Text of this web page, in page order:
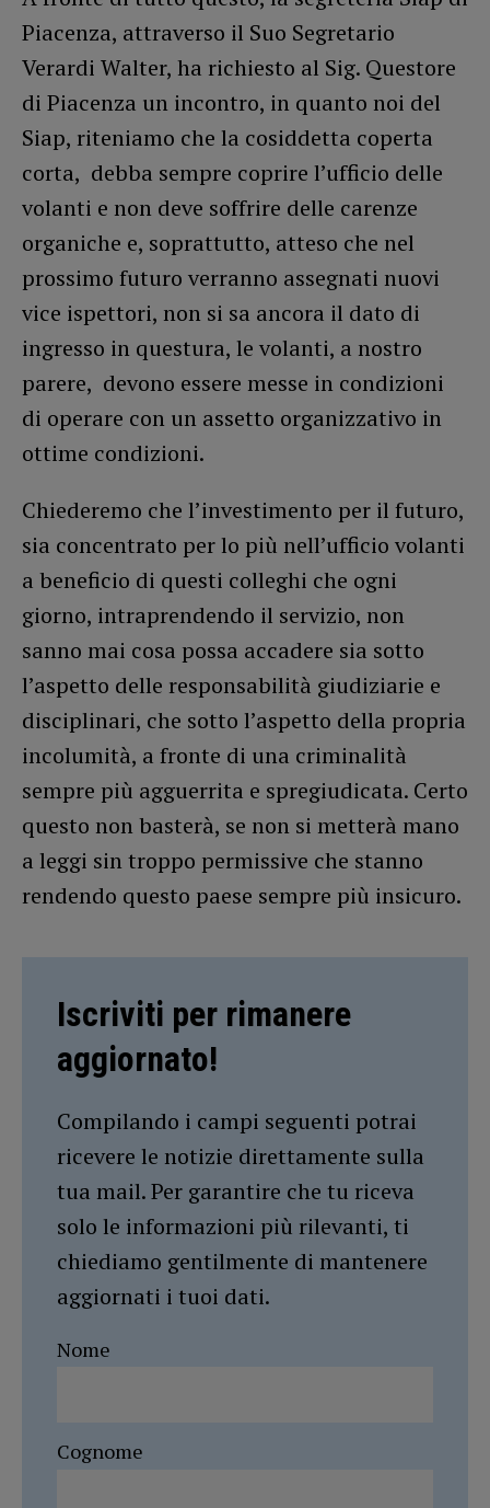
Piacenza, attraverso il Suo Segretario
Verardi Walter, ha richiesto al Sig. Questore
di Piacenza un incontro, in quanto noi del
Siap, riteniamo che la cosiddetta coperta
corta, debba sempre coprire l’ufficio delle
volanti e non deve soffrire delle carenze
organiche e, soprattutto, atteso che nel
prossimo futuro verranno assegnati nuovi
vice ispettori, non si sa ancora il dato di
ingresso in questura, le volanti, a nostro
parere, devono essere messe in condizioni
di operare con un assetto organizzativo in
ottime condizioni.
Chiederemo che l’investimento per il futuro,
sia concentrato per lo più nell’ufficio volanti
a beneficio di questi colleghi che ogni
giorno, intraprendendo il servizio, non
sanno mai cosa possa accadere sia sotto
l’aspetto delle responsabilità giudiziarie e
disciplinari, che sotto l’aspetto della propria
incolumità, a fronte di una criminalità
sempre più agguerrita e spregiudicata. Certo
questo non basterà, se non si metterà mano
a leggi sin troppo permissive che stanno
rendendo questo paese sempre più insicuro.
Iscriviti per rimanere
aggiornato!
Compilando i campi seguenti potrai
ricevere le notizie direttamente sulla
tua mail. Per garantire che tu riceva
solo le informazioni più rilevanti, ti
chiediamo gentilmente di mantenere
aggiornati i tuoi dati.
Nome
Cognome